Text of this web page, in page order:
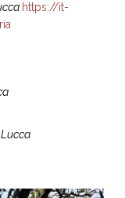
https://it-
Lucca